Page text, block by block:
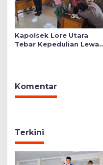
Kapolsek Lore Utara
Tebar Kepedulian Lewat
Komentar
Terkini